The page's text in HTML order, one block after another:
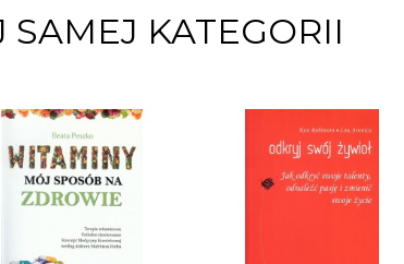
SAMEJ KATEGORII